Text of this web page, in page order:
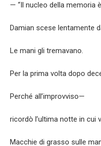
— “Il nucleo della memoria
Damian scese lentamente
Le mani gli tremavano.
Per la prima volta dopo
Perché all’improvviso—
ricordò l’ultima notte in cui
Macchie di grasso sulle